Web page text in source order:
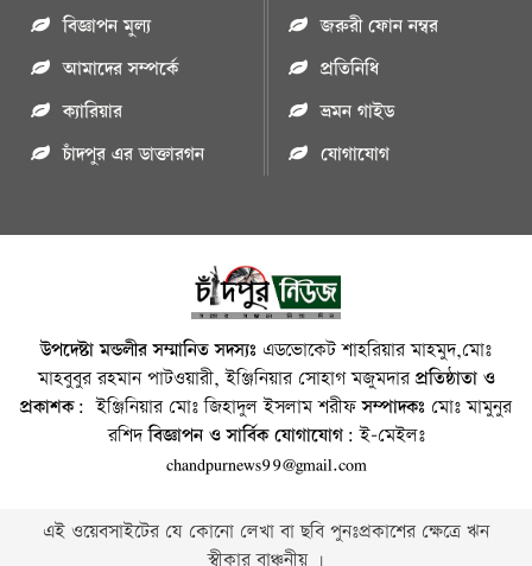
বিজ্ঞাপন মুল্য
আমাদের সম্পর্কে
ক্যারিয়ার
চাঁদপুর এর ডাক্তারগন
জরুরী ফোন নম্বর
প্রতিনিধি
ভ্রমন গাইড
যোগাযোগ
উপদেষ্টা মন্ডলীর সম্মানিত সদস্যঃ এডভোকেট শাহরিয়ার মাহমুদ,মোঃ
মাহবুবুর রহমান পাটওয়ারী, ইঞ্জিনিয়ার সোহাগ মজুমদারপ্রতিষ্ঠাতা ও
প্রকাশক: ইঞ্জিনিয়ার মোঃ জিহাদুল ইসলাম শরীফসম্পাদকঃ মোঃ মামুনুর
রশিদবিজ্ঞাপন ও সার্বিক যোগাযোগ: ই-মেইলঃ
chandpurnews99@gmail.com
এই ওয়েবসাইটের যে কোনো লেখা বা ছবি পুনঃপ্রকাশের ক্ষেত্রে ঋন